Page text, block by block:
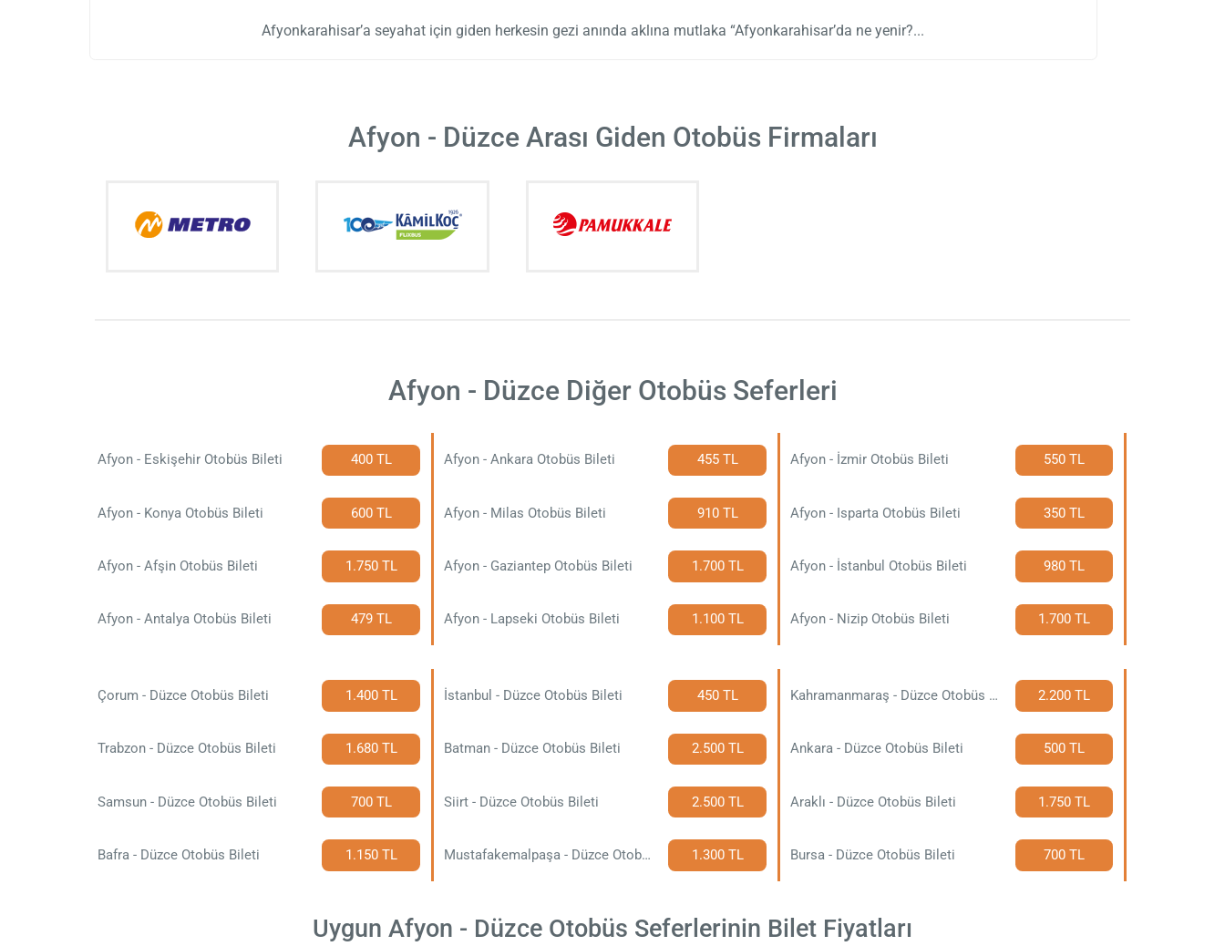
Afyonkarahisar’a seyahat için giden herkesin gezi anında aklına mutlaka “Afyonkarahisar’da ne yenir?
Afyon - Düzce Arası Giden Otobüs Firmaları
Afyon - Düzce Diğer Otobüs Seferleri
Afyon - Eskişehir Otobüs Bileti 400 TL Afyon - Ankara Otobüs Bileti 455 TL Afyon - İzmir Otobüs Bileti 550 TL
Afyon - Konya Otobüs Bileti 600 TL Afyon - Milas Otobüs Bileti 910 TL Afyon - Isparta Otobüs Bileti 350 TL
Afyon - Afşin Otobüs Bileti 1.750 TL Afyon - Gaziantep Otobüs Bileti 1.700 TL Afyon - İstanbul Otobüs Bileti 980 TL
Afyon - Antalya Otobüs Bileti 479 TL Afyon - Lapseki Otobüs Bileti 1.100 TL Afyon - Nizip Otobüs Bileti 1.700 TL
Çorum - Düzce Otobüs Bileti 1.400 TL İstanbul - Düzce Otobüs Bileti 450 TL Kahramanmaraş - Düzce Otobüs Bileti 2.200 TL
Trabzon - Düzce Otobüs Bileti 1.680 TL Batman - Düzce Otobüs Bileti 2.500 TL Ankara - Düzce Otobüs Bileti 500 TL
Samsun - Düzce Otobüs Bileti 700 TL Siirt - Düzce Otobüs Bileti 2.500 TL Araklı - Düzce Otobüs Bileti 1.750 TL
Bafra - Düzce Otobüs Bileti 1.150 TL Mustafakemalpaşa - Düzce Otobüs Bileti 1.300 TL Bursa - Düzce Otobüs Bileti 700 TL
Uygun Afyon - Düzce Otobüs Seferlerinin Bilet Fiyatları